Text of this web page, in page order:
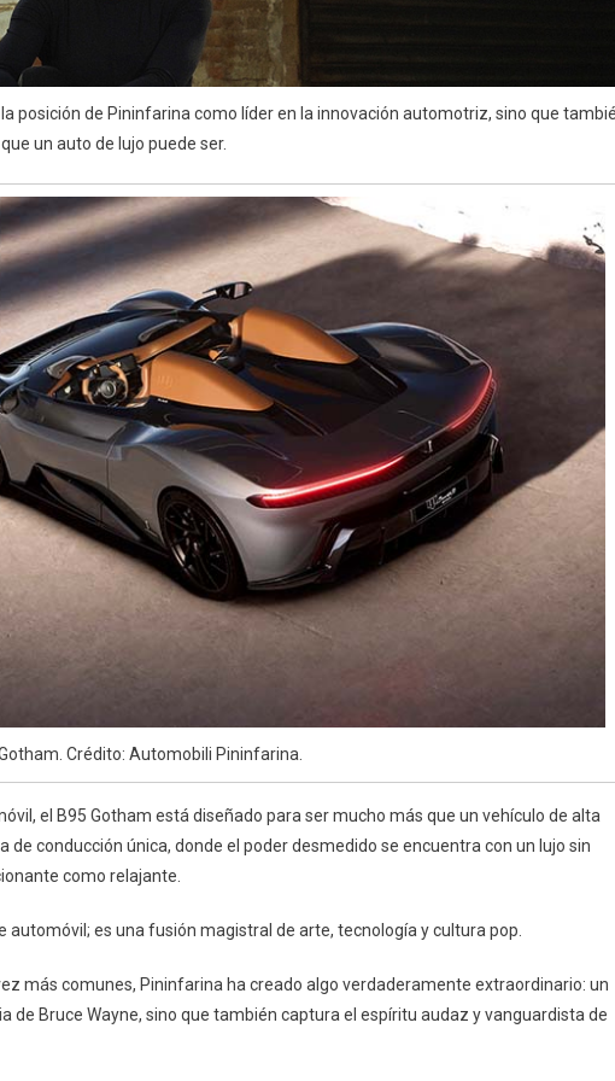
posición de Pininfarina como líder en la innovación automotriz, sino que
un auto de lujo puede ser.
Crédito: Automobili Pininfarina.
el B95 Gotham está diseñado para ser mucho más que un vehículo de alta
de conducción única, donde el poder desmedido se encuentra con un lujo sin
como relajante.
automóvil; es una fusión magistral de arte, tecnología y cultura pop.
más comunes, Pininfarina ha creado algo verdaderamente extraordinario: un
de Bruce Wayne, sino que también captura el espíritu audaz y vanguardista de